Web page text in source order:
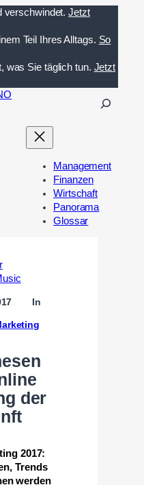
verschwindet. Jetzt
Teil Ihres Alltags. So
was Sie täglich tun. Jetzt
n
Management
Finanzen
Wirtschaft
Panorama
Glossar
In
der
2017:
Trends
werden